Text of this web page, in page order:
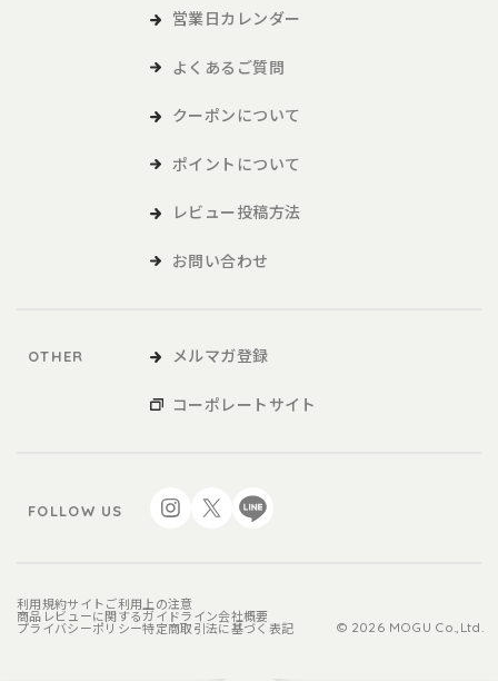
営業日カレンダー
よくあるご質問
クーポンについて
ポイントについて
レビュー投稿方法
お問い合わせ
OTHER メルマガ登録
コーポレートサイト
FOLLOW US
利用規約サイトご利用上の注意
商品レビューに関するガイドライン会社概要
プライバシーポリシー特定商取引法に基づく表記 © 2026 MOGU Co.,Ltd.